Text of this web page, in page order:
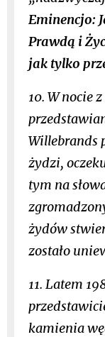
Eminencjo:
Prawdą i
jak tylko
10. W nocie
Willebrands
żydzi,
tym na
żydów
zostało
11. Latem
kamienia